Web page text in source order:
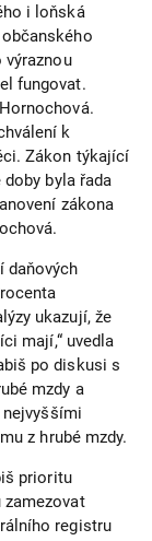
i loňská
fungovat.
k
Zákon týkající
byla řada
zákona
daňových
ukazují, že
mají,“ uvedla
po diskusi s
mzdy a
z hrubé mzdy.
prioritu
zamezovat
registru